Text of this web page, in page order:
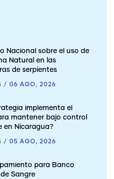
Nacional sobre el uso de
Natural en las
de serpientes
/ 06 AGO, 2026
implementa el
mantener bajo control
en Nicaragua?
/ 05 AGO, 2026
para Banco
Sangre